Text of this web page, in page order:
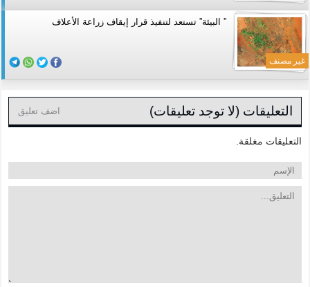
غير مصنف
” البيئة” تستعد لتنفيذ قرار إيقاف زراعة الأعلاف
التعليقات (لا توجد تعليقات) اضف تعليق
التعليقات مغلقة.